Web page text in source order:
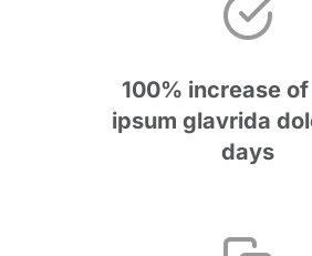
100% increase
ipsum glavrida
days